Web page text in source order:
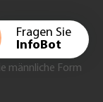
Fragen Sie
InfoBot
männliche Form